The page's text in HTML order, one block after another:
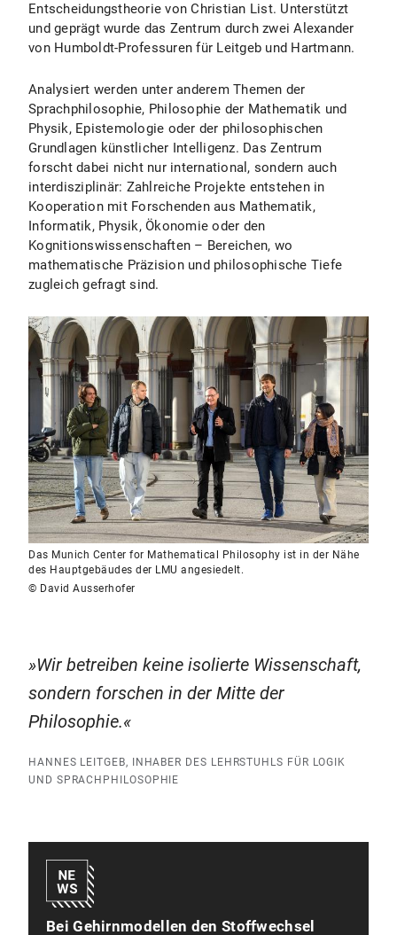
Entscheidungstheorie von Christian List. Unterstützt
und geprägt wurde das Zentrum durch zwei Alexander
von Humboldt-Professuren für Leitgeb und Hartmann.
Analysiert werden unter anderem Themen der
Sprachphilosophie, Philosophie der Mathematik und
Physik, Epistemologie oder der philosophischen
Grundlagen künstlicher Intelligenz. Das Zentrum
forscht dabei nicht nur international, sondern auch
interdisziplinär: Zahlreiche Projekte entstehen in
Kooperation mit Forschenden aus Mathematik,
Informatik, Physik, Ökonomie oder den
Kognitionswissenschaften – Bereichen, wo
mathematische Präzision und philosophische Tiefe
zugleich gefragt sind.
Das Munich Center for Mathematical Philosophy ist in der Nähe
des Hauptgebäudes der LMU angesiedelt.
© David Ausserhofer
Wir betreiben keine isolierte Wissenschaft,
sondern forschen in der Mitte der
Philosophie.
HANNES LEITGEB, INHABER DES LEHRSTUHLS FÜR LOGIK
UND SPRACHPHILOSOPHIE
Bei Gehirnmodellen den Stoffwechsel